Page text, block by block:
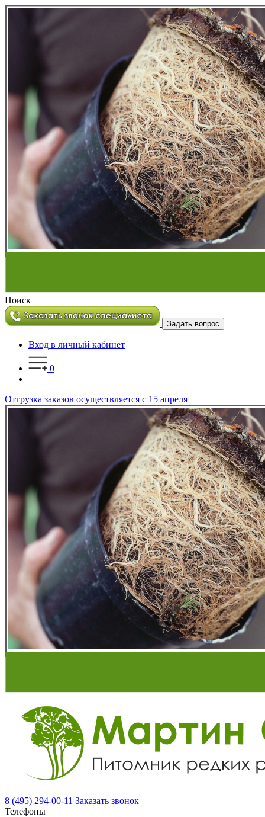
Поиск
Задать вопрос
Вход в личный кабинет
0
Отгрузка заказов осуществляется с 15 апреля
8 (495) 294-00-11 Заказать звонок
Телефоны